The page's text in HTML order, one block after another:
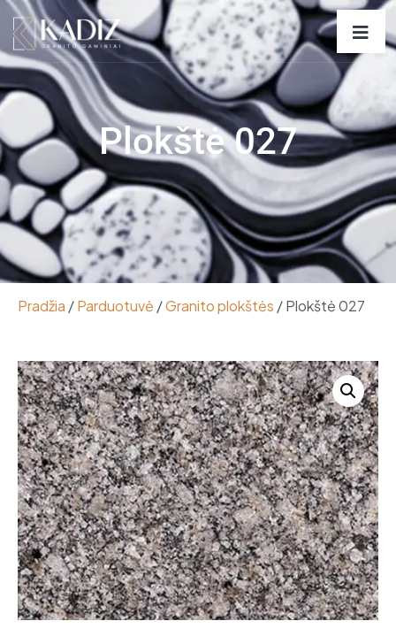
Plokštė 027
Pradžia /Parduotuvė /Granito plokštės / Plokštė 027